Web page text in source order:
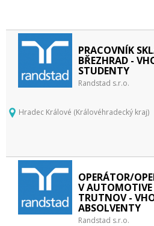
PRACOVNÍK
BŘEZHRAD -
STUDENTY
Randstad s.r.o.
Hradec Králové (Královéhradecký kraj)
OPERÁTOR/
V AUTOMOTIVE
TRUTNOV -
ABSOLVENTY
Randstad s.r.o.